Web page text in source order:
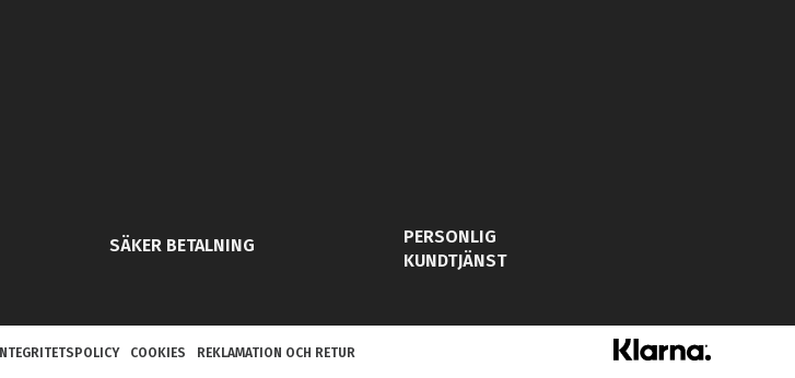
SÄKER BETALNING
PERSONLIG
KUNDTJÄNST
INTEGRITETSPOLICY COOKIES REKLAMATION OCH RETUR